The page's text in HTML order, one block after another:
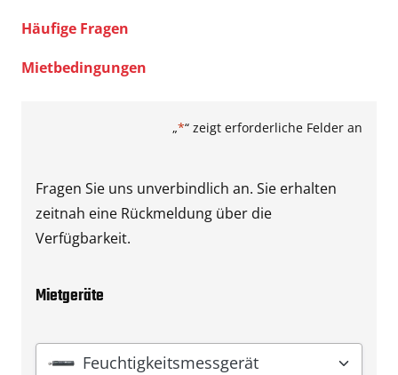
Häufige Fragen
Mietbedingungen
„*“ zeigt erforderliche Felder an
Fragen Sie uns unverbindlich an. Sie erhalten
zeitnah eine Rückmeldung über die
Verfügbarkeit.
Mietgeräte
Feuchtigkeitsmessgerät